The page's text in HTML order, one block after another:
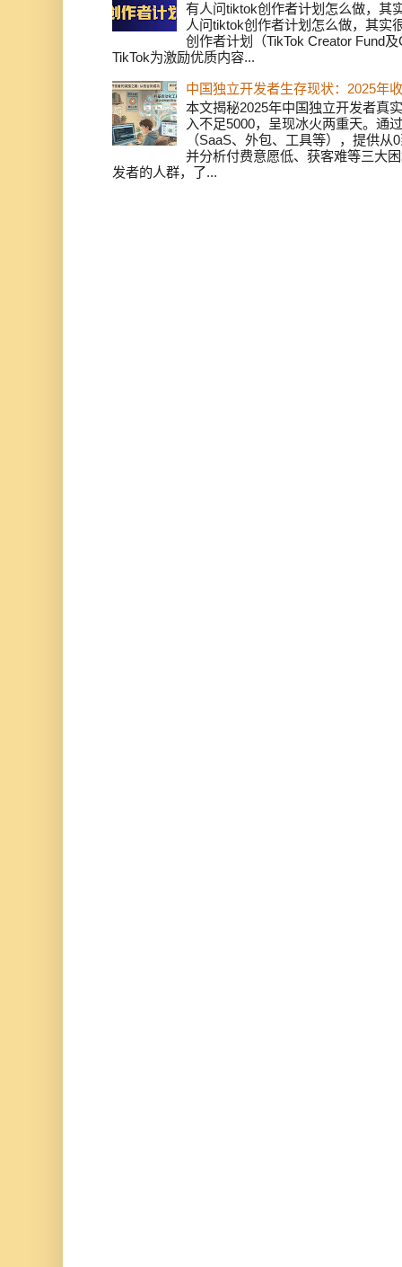
有人问tiktok创作者计划怎么做，其
人问tiktok创作者计划怎么做，其实
创作者计划（TikTok Creator Fund
TikTok为激励优质内容...
中国独立开发者生存现状：2025年
本文揭秘2025年中国独立开发者真
入不足5000，呈现冰火两重天。通
（SaaS、外包、工具等），提供
并分析付费意愿低、获客难等三大
发者的人群，了...